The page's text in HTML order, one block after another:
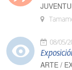
08/05/
ARTE /